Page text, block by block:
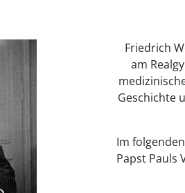
Friedrich
am
Geschichte
Im
Papst Pauls